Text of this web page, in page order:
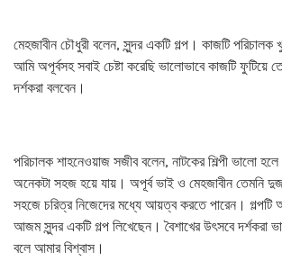
মেহজাবীন চৌধুরী বলেন, সুন্দর একটি গল্প। কাজটি পরিচালক
আমি অপূর্বসহ সবাই চেষ্টা করেছি ভালোভাবে কাজটি ফুটিয়ে
দর্শকরা বলবেন।
পরিচালক শাহনেওয়াজ সজীব বলেন, নাটকের শিল্পী ভালো
অনেকটা সহজ হয়ে যায়। অপূর্ব ভাই ও মেহজাবীন তেমনি
সহজে চরিত্র নিজেদের মধ্যে আয়ত্ব করতে পারেন। গল্পটি
আজম সুন্দর একটি গল্প লিখেছেন। বৈশাখের উৎসবে দর্শকরা
বলে আমার বিশ্বাস।